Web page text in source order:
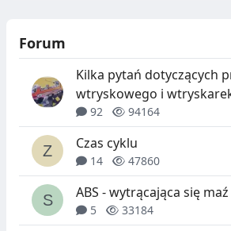
Forum
Kilka pytań dotyczących
wtryskowego i
92 94164
Czas cyklu
14 47860
ABS - wytrącająca się maź
5 33184